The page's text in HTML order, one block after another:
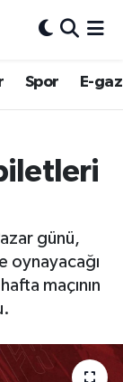
Spor E-
günü,
oynayacağı
maçının